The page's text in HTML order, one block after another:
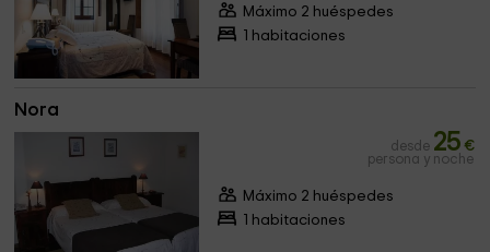
Máximo 2 huéspedes
1 habitaciones
Nora
desde 25 €
persona y noche
Máximo 2 huéspedes
1 habitaciones